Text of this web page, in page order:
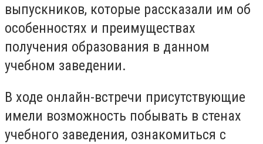
выпускников, которые рассказали им об
особенностях и преимуществах
получения образования в данном
учебном заведении.
В ходе онлайн-встречи присутствующие
имели возможность побывать в стенах
учебного заведения, ознакомиться с